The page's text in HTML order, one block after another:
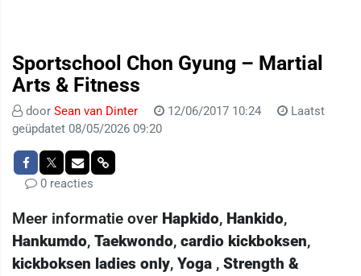
Sportschool Chon Gyung – Martial
Arts & Fitness
door Sean van Dinter 12/06/2017 10:24
Laatst
geüpdatet 08/05/2026 09:20
0 reacties
Meer informatie over Hapkido, Hankido,
Hankumdo, Taekwondo, cardio kickboksen,
kickboksen ladies only, Yoga , Strength &